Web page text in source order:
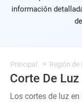
información
Principal Región
Corte De
Los cortes de luz